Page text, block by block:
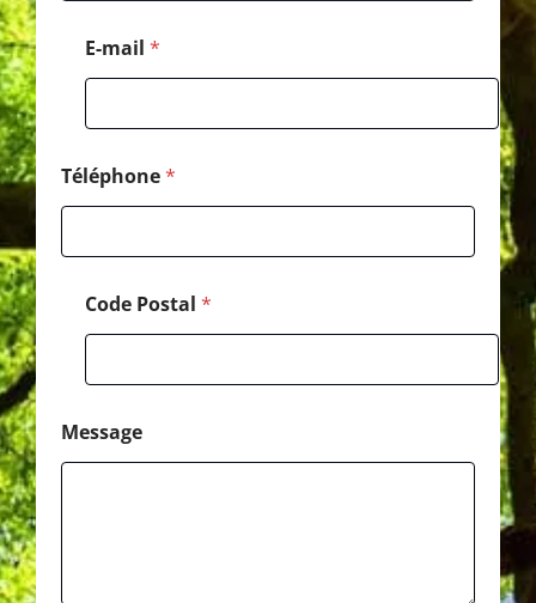
E-mail *
l
d
e
Téléphone*
Code Postal *
Message